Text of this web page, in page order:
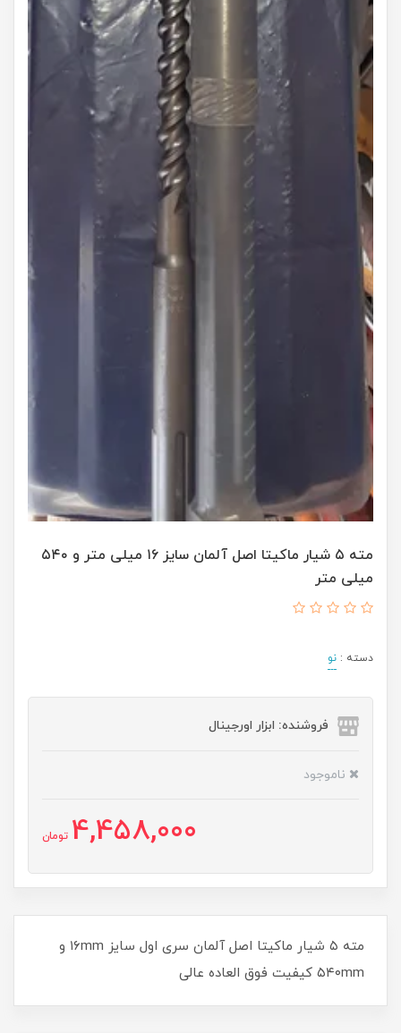
مته ۵ شیار ماکیتا اصل آلمان سایز ۱۶ میلی متر و ۵۴۰
میلی متر
دسته : نو
فروشنده: ابزار اورجینال
ناموجود
4,458,000 تومان
مته ۵ شیار ماکیتا اصل آلمان سری اول سایز ۱۶mm و
۵۴۰mm کیفیت فوق العاده عالی